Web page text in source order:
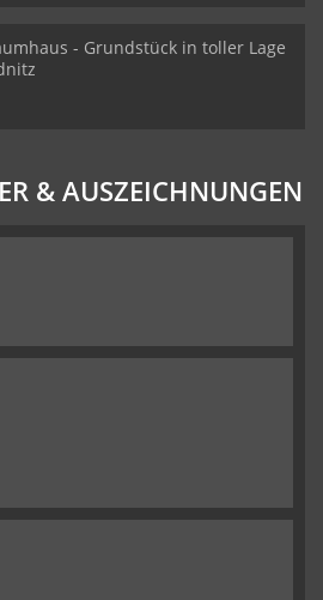
- Grundstück in toller Lage
& AUSZEICHNUNGEN